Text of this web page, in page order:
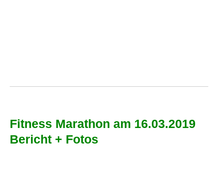
Fitness Marathon am 16.03.2019
Bericht + Fotos